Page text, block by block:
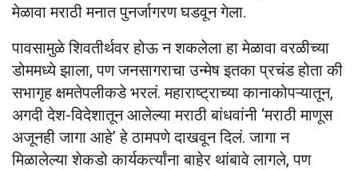
मेळावा मराठी मनात पुनर्जागरण घडवून गेला.
पावसामुळे शिवतीर्थवर होऊ न शकलेला हा मेळावा वरळीच्या
डोममध्ये झाला, पण जनसागराचा उन्मेष इतका प्रचंड होता की
सभागृह क्षमतेपलीकडे भरलं. महाराष्ट्राच्या कानाकोपऱ्यातून,
अगदी देश-विदेशातून आलेल्या मराठी बांधवांनी ‘मराठी माणूस
अजूनही जागा आहे’ हे ठामपणे दाखवून दिलं. जागा न
मिळालेल्या शेकडो कार्यकर्त्यांना बाहेर थांबावे लागले, पण